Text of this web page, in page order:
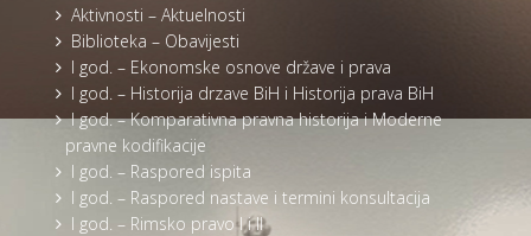
Aktivnosti – Aktuelnosti
Biblioteka – Obavijesti
I god. – Ekonomske osnove države i prava
I god. – Historija drzave BiH i Historija prava BiH
I god. – Komparativna pravna historija i Moderne
pravne kodifikacije
I god. – Raspored ispita
I god. – Raspored nastave i termini konsultacija
I god. – Rimsko pravo I i II